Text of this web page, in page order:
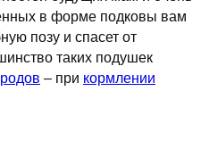
в форме подковы вам
позу и спасет от
таких подушек
родов – при кормлении